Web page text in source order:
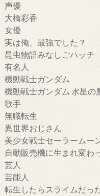
声優
大橋彩香
女優
実は俺、最強でした？
昆虫物語みなしごハッチ
有名人
機動戦士ガンダム
機動戦士ガンダム 水星の
歌手
無職転生
異世界おじさん
美少女戦士セーラームー
自動販売機に生まれ変わ
芸人
芸能人
転生したらスライムだっ